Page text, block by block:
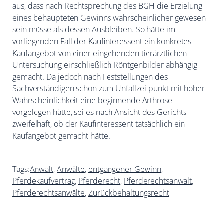
aus, dass nach Rechtsprechung des BGH die Erzielung
eines behaupteten Gewinns wahrscheinlicher gewesen
sein müsse als dessen Ausbleiben. So hätte im
vorliegenden Fall der Kaufinteressent ein konkretes
Kaufangebot von einer eingehenden tierärztlichen
Untersuchung einschließlich Röntgenbilder abhängig
gemacht. Da jedoch nach Feststellungen des
Sachverständigen schon zum Unfallzeitpunkt mit hoher
Wahrscheinlichkeit eine beginnende Arthrose
vorgelegen hätte, sei es nach Ansicht des Gerichts
zweifelhaft, ob der Kaufinteressent tatsächlich ein
Kaufangebot gemacht hätte.
Tags:Anwalt,Anwälte, entgangener Gewinn,
Pferdekaufvertrag, Pferderecht, Pferderechtsanwalt,
Pferderechtsanwälte,Zurückbehaltungsrecht